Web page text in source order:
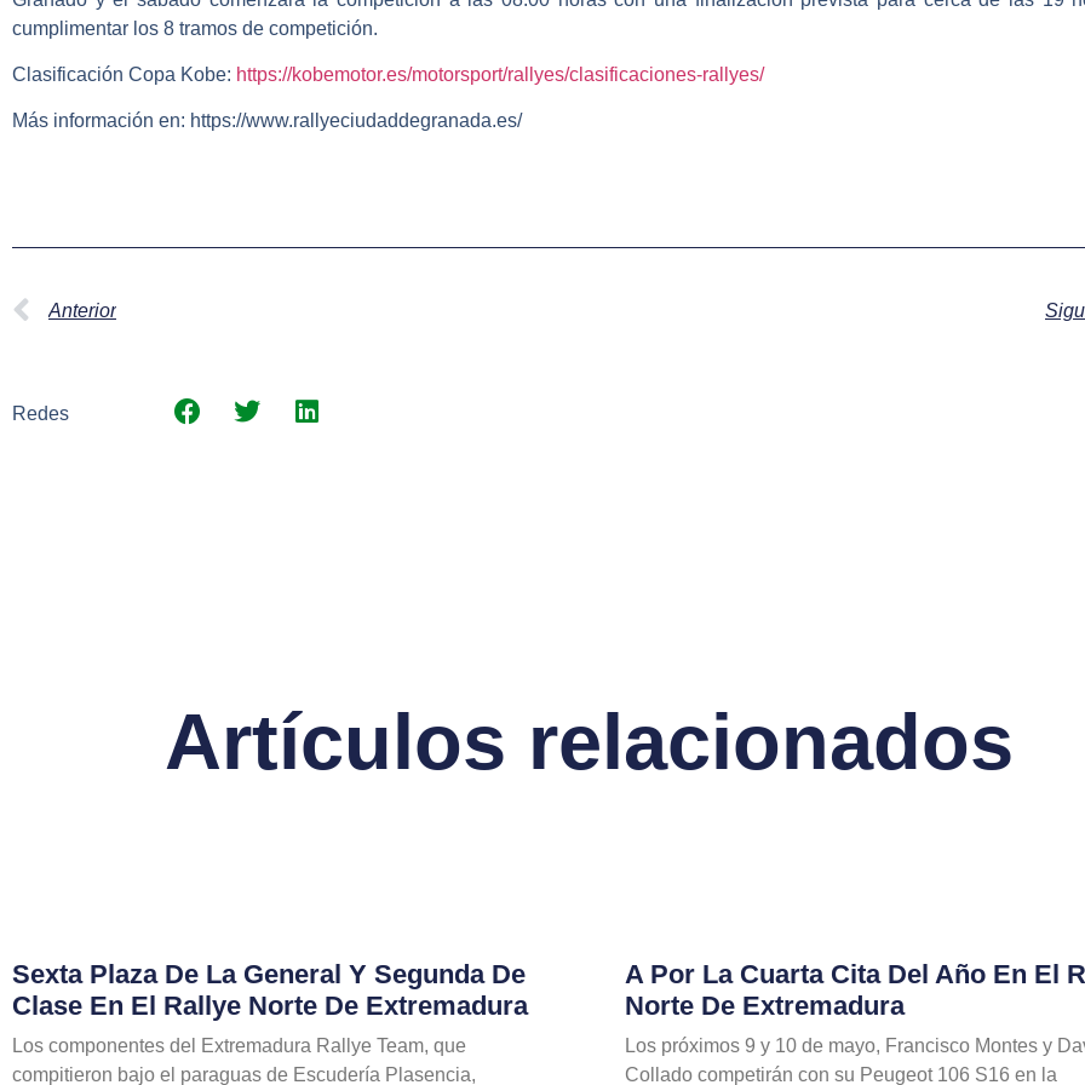
cumplimentar los 8 tramos de competición.
Clasificación Copa Kobe: https://kobemotor.es/motorsport/rallyes/clasificaciones-rallyes/
Más información en: https://www.rallyeciudaddegranada.es/
Anterior
Redes
Artículos relacionados
Sexta Plaza De La General Y Segunda De
Clase En El Rallye Norte De Extremadura
Los componentes del Extremadura Rallye Team, que
compitieron bajo el paraguas de Escudería Plasencia,
A Por La Cuarta Cita Del Año En El
Norte De Extremadura
Los próximos 9 y 10 de mayo, Francisco Montes y
Collado competirán con su Peugeot 106 S16 en la